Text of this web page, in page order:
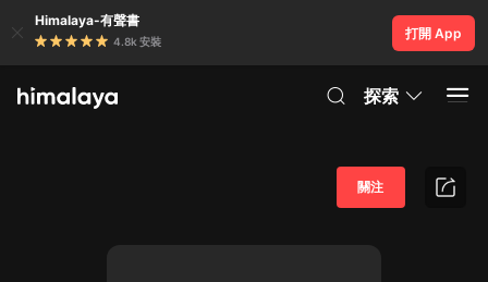
Himalaya-有聲書
4.8k 安裝
打開 App
探索
關注